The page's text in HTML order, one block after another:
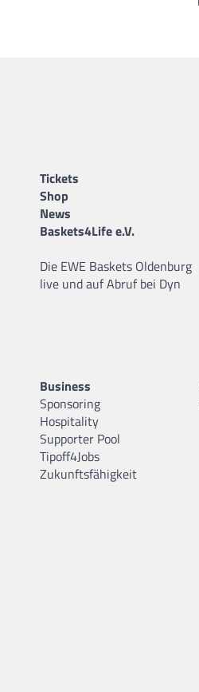
Tickets
Shop
News
Baskets4Life e.V.
Die EWE Baskets Oldenburg
live und auf Abruf bei Dyn
Business
Sponsoring
Hospitality
Supporter Pool
Tipoff4Jobs
Zukunftsfähigkeit